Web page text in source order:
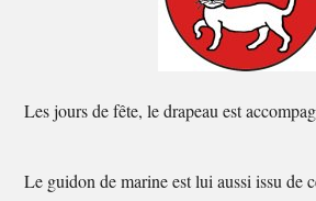
Les jours de fête, le drapeau est
Le guidon de marine est lui aussi issu de